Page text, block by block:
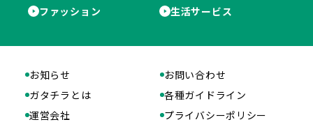
ファッション
生活サービス
お知らせ
お問い合わせ
ガタチラとは
各種ガイドライン
運営会社
プライバシーポリシー